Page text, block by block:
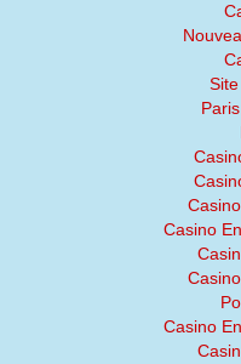
Casino
Casino